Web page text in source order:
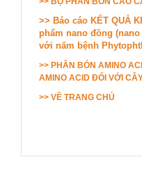
>> Báo cáo KẾT QUẢ
phẩm nano đồng (nano
với nấm bệnh
>> PHÂN BÓN AMINO
AMINO ACID ĐỐI VỚI
>> VỀ TRANG CHỦ